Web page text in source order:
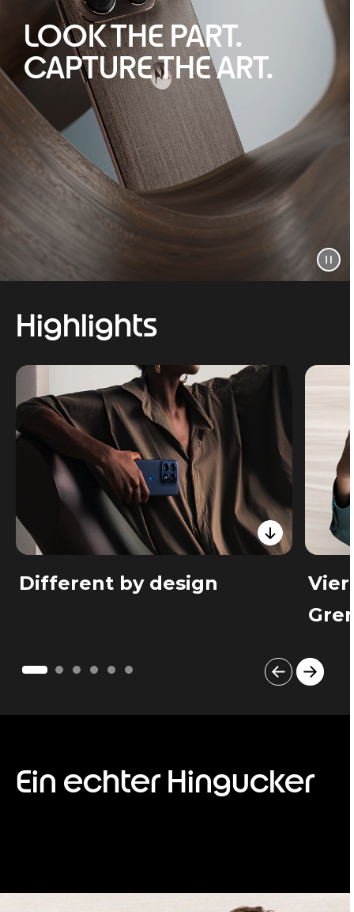
LOOK THE PART.
CAPTURE THE ART.
Highlights
Different by design
Vier
o
f
6
Ein echter Hingucker